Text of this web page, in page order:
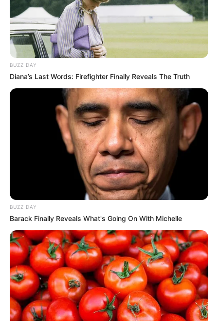
BUZZ DAY
Diana’s Last Words: Firefighter Finally Reveals The Truth
BUZZ DAY
Barack Finally Reveals What's Going On With Michelle